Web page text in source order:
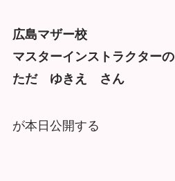
広島マザー校
マスターインストラクターの
ただ ゆきえ さん
が本日公開する